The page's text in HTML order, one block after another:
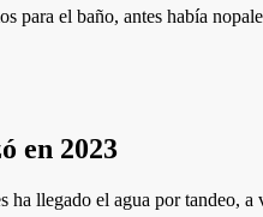
para el baño, antes había
en 2023
ha llegado el agua por tandeo,